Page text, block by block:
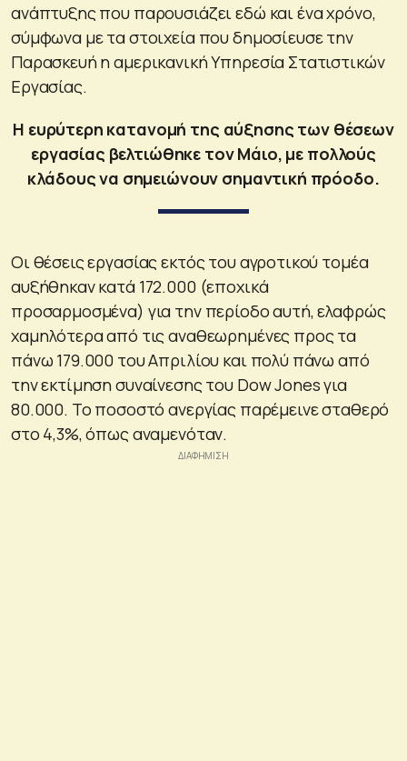
ανάπτυξης που παρουσιάζει εδώ και ένα χρόνο,
σύμφωνα με τα στοιχεία που δημοσίευσε την
Παρασκευή η αμερικανική Υπηρεσία Στατιστικών
Εργασίας.
Η ευρύτερη κατανομή της αύξησης των θέσεων
εργασίας βελτιώθηκε τον Μάιο, με πολλούς
κλάδους να σημειώνουν σημαντική πρόοδο.
Οι θέσεις εργασίας εκτός του αγροτικού τομέα
αυξήθηκαν κατά 172.000 (εποχικά
προσαρμοσμένα) για την περίοδο αυτή, ελαφρώς
χαμηλότερα από τις αναθεωρημένες προς τα
πάνω 179.000 του Απριλίου και πολύ πάνω από
την εκτίμηση συναίνεσης του Dow Jones για
80.000. Το ποσοστό ανεργίας παρέμεινε σταθερό
στο 4,3%, όπως αναμενόταν.